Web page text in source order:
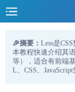
🎉摘要： Less是
本教程快速介绍其
等），适合有前端
L、CSS、JavaScript